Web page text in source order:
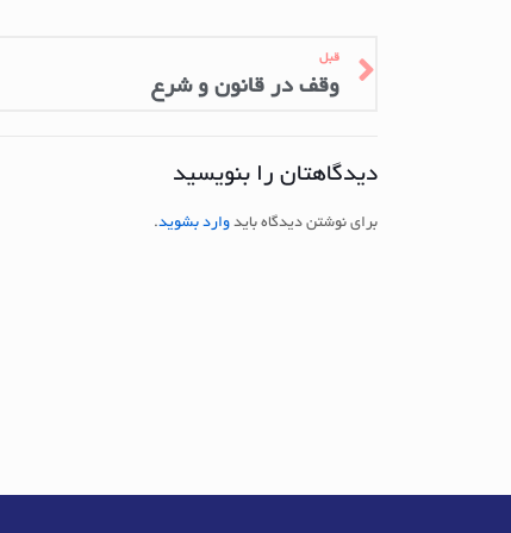
قبل
وقف در قانون و شرع
دیدگاهتان را بنویسید
برای نوشتن دیدگاه باید وارد بشوید.